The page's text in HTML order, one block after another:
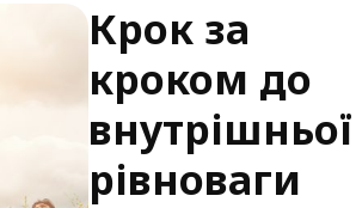
Крок за
кроком до
внутрішньої
рівноваги